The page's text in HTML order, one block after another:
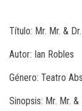
Título: Mr. Mr. &
Autor: Ian Robles
Género: Teatro
Sinopsis: Mr. Mr.